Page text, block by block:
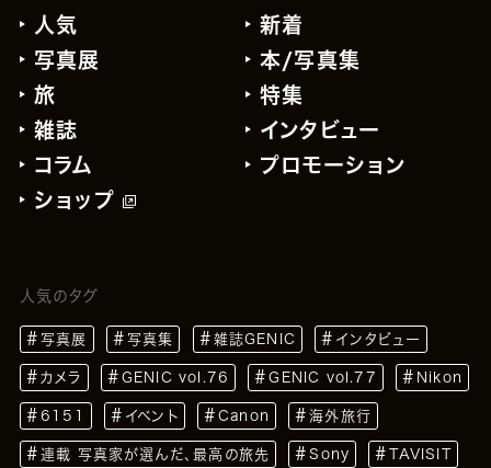
人気
新着
写真展
本/写真集
旅
特集
雑誌
インタビュー
コラム
プロモーション
ショップ
人気のタグ
写真展 写真集 雑誌GENIC インタビュー
カメラ GENIC vol.76 GENIC vol.77 Nikon
6151 イベント Canon 海外旅行
連載 写真家が選んだ、最高の旅先 Sony TAVISIT